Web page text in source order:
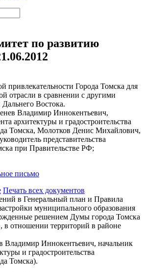
по развитию
привлекательности Города Томска для
отрасли в сравнении с другими
Востока.
Владимир Иннокентьевич,
архитектуры и градостроительства
Томска, Молотков Денис Михайлович,
представительства
при Правительстве РФ;
письмо
Печать всех документов
в Генеральный план и Правила
муниципального образования
решением Думы города Томска
в отношении территорий в районе
Владимир Иннокентьевич, начальник
и градостроительства
Томска).